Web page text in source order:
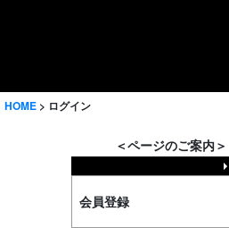
HOME ログイン
＜ページのご案内＞
会員登録